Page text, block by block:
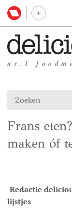
nr.1
Frans
maken óf
Redactie
lijstjes